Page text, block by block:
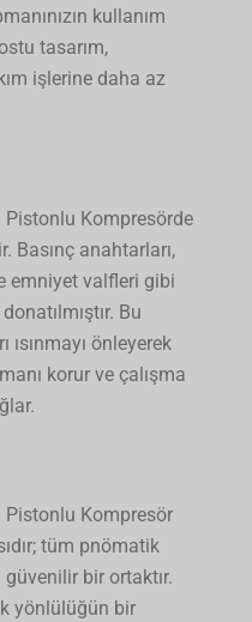
kullanım
tasarım,
işlerine daha az
Pistonlu Kompresörde
Basınç anahtarları,
emniyet valfleri gibi
Bu
ısınmayı önleyerek
korur ve çalışma
Pistonlu Kompresör
tüm pnömatik
bir ortaktır.
yönlülüğün bir